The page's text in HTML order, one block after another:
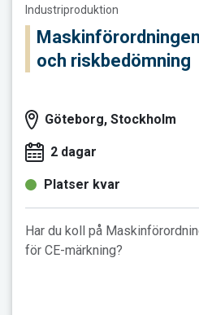
Industriproduktion
och riskbedömning
Göteborg, Stockholm
2 dagar
Platser kvar
Har du koll på
för CE-märkning?